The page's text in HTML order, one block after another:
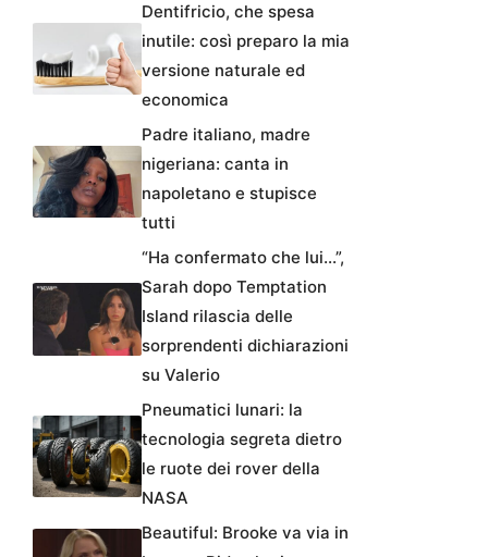
Dentifricio, che spesa
inutile: così preparo la mia
versione naturale ed
economica
Padre italiano, madre
nigeriana: canta in
napoletano e stupisce
tutti
“Ha confermato che lui…”,
Sarah dopo Temptation
Island rilascia delle
sorprendenti dichiarazioni
su Valerio
Pneumatici lunari: la
tecnologia segreta dietro
le ruote dei rover della
NASA
Beautiful: Brooke va via in